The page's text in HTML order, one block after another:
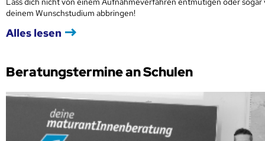
deinem Wunschstudium abbringen!
Alles lesen
Beratungstermine an Schulen